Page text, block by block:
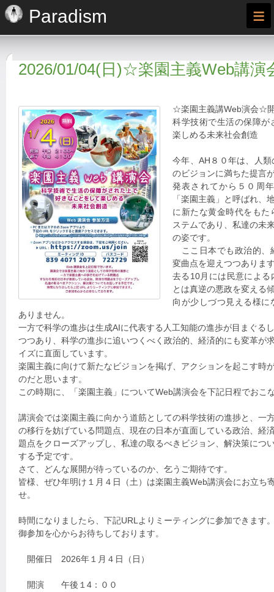
Paradism ≡
2026/01/04(日)☆楽園主義Web講演
☆楽園主義講Web演会☆
科学技術で生活の保障が
楽しめる未来社会創造
今年、AH８０年は、人
のビジョンに満ちた提言
発表されてから５０周
「楽園主義」と呼ばれ、
に新たな黄金時代をも
ステムであり、私達の未
の姿です。
ここ日本でも政治的、
変曲点を迎えつつありま
去る10月には民意によ
とは真逆の悪政を変える
向が少しづつ見える様
ありません。
一方で科学の進歩は生成AIに代表する人工知能の進歩が目まぐる
つつあり、科学の進歩に追いつくべく政治的、経済的にも変革が
イズに直面しています。
楽園主義に向けて新たなビジョンを掲げ、アクションを起こす時
のだと思います。
この時期に、「楽園主義」についてWeb講演会を下記日程でおこ
講演会では楽園主義に向かう道筋としての科学技術の進捗と、一
の移行を妨げている問題点、現在の日本が直面している政治、経
題点をクローズアップし、私達の取るべきビジョン、解決策につ
する予定です。
さて、どんな展開が待っているのか、乞うご期待です。
皆様、ぜひ年明け１月４日（土）は楽園主義Web講演会にお立ち
せ。
時間になりましたら、下記URLよりミーティングに参加できます
御参加を心からお待ちしております。
開催日 2026年１月４日（日）
開演 午後１4：００